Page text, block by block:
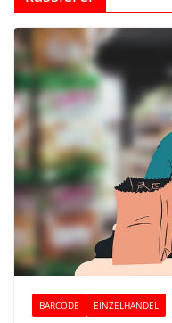
BARCODE EINZELHANDEL